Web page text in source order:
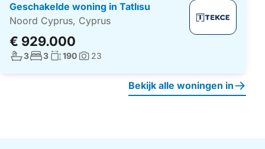
Geschakelde woning in Tatlısu
Noord Cyprus, Cyprus
€ 929.000
Aantal badkamers:
3Aantal slaapkamers:
3Woonoppervlakte:
190Foto's:
23
Bekijk alle woningen in